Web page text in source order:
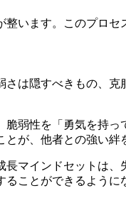
います。このプロセ
は隠すべきもの、
弱性を「勇気を持
が、他者との強い絆
マインドセットは
ことができるよう